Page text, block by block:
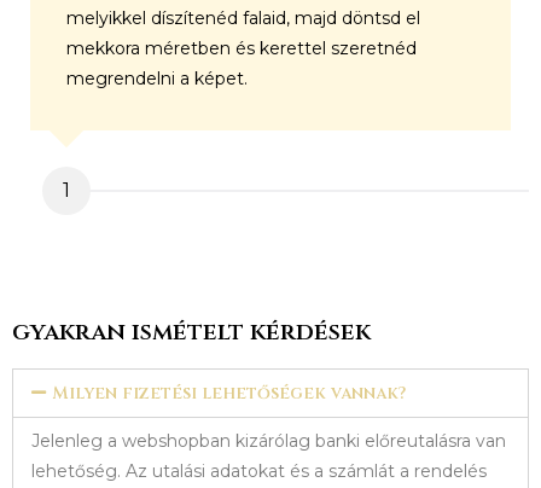
melyikkel díszítenéd falaid, majd döntsd el
mekkora méretben és kerettel szeretnéd
megrendelni a képet.
1
gyakran ismételt kérdések
Milyen fizetési lehetőségek vannak?
Jelenleg a webshopban kizárólag banki előreutalásra van
lehetőség. Az utalási adatokat és a számlát a rendelés